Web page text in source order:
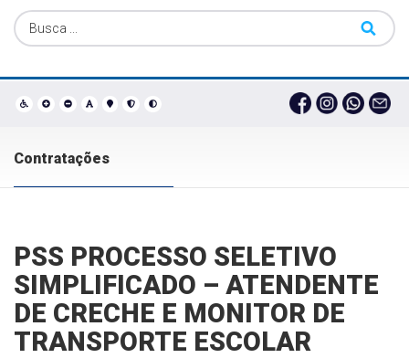
Contratações
PSS PROCESSO SELETIVO
SIMPLIFICADO – ATENDENTE
DE CRECHE E MONITOR DE
TRANSPORTE ESCOLAR